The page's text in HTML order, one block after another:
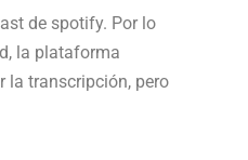
de spotify. Por lo
la plataforma
la transcripción, pero